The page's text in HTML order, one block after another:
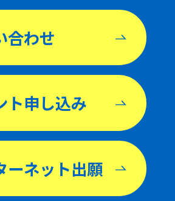
合わせ
ト申し込み
ーネット出願